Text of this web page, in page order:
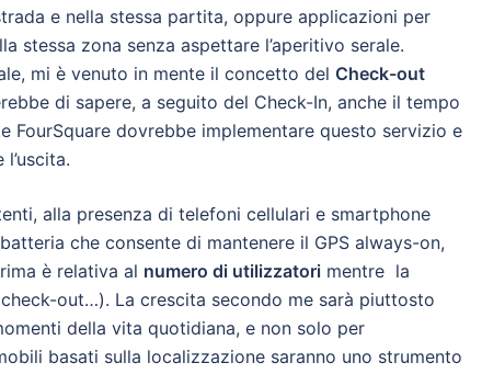
e nella stessa partita, oppure applicazioni per
stessa zona senza aspettare l’aperitivo serale.
mi è venuto in mente il concetto del Check-out
di sapere, a seguito del Check-In, anche il tempo
FourSquare dovrebbe implementare questo servizio e
alla presenza di telefoni cellulari e smartphone
che consente di mantenere il GPS always-on,
è relativa al numero di utilizzatori mentre la
out…). La crescita secondo me sarà piuttosto
della vita quotidiana, e non solo per
basati sulla localizzazione saranno uno strumento